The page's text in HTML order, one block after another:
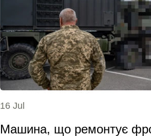
16 Jul
Машина, що ремонтує